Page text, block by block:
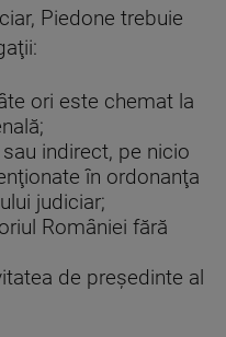
Piedone trebuie
ori este chemat la
indirect, pe nicio
în ordonanţa
judiciar;
României fără
de preşedinte al